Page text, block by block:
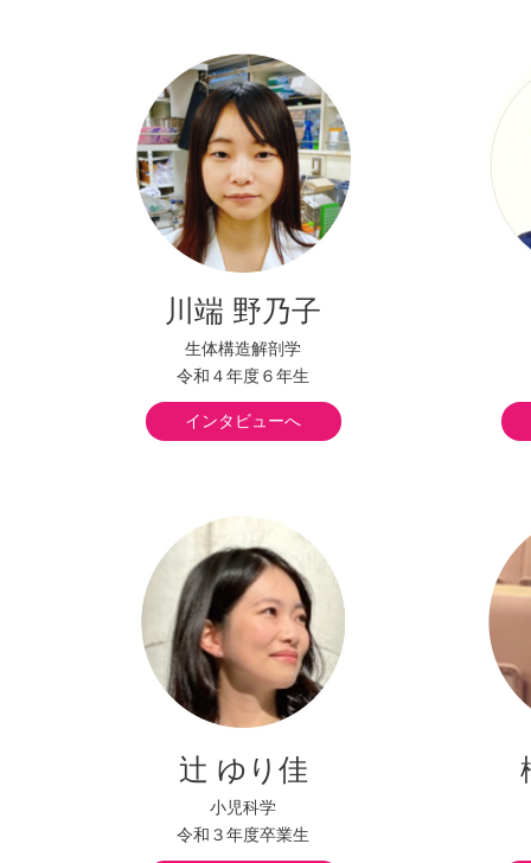
川端 野乃子
生体構造解剖学
令和４年度６年生
インタビューへ
辻 ゆり佳
小児科学
令和３年度卒業生